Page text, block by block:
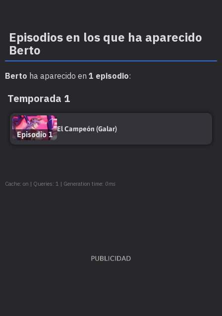
Episodios en los que ha aparecido
Berto
Berto ha aparecido en 1 episodio:
Temporada 1
Episodio 1
El Campeón (Galar)
Cache: on | Queries: 1 | Generation time: 0ms